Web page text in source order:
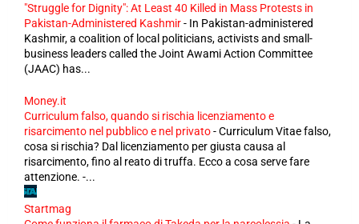
"Struggle for Dignity": At Least 40 Killed in Mass Protests in
Pakistan-Administered Kashmir- In Pakistan-administered
Kashmir, a coalition of local politicians, activists and small-
business leaders called the Joint Awami Action Committee
(JAAC) has...
Money.it
Curriculum falso, quando si rischia licenziamento e
risarcimento nel pubblico e nel privato-Curriculum Vitae falso,
cosa si rischia? Dal licenziamento per giusta causa al
risarcimento, fino al reato di truffa. Ecco a cosa serve fare
attenzione. -...
Startmag